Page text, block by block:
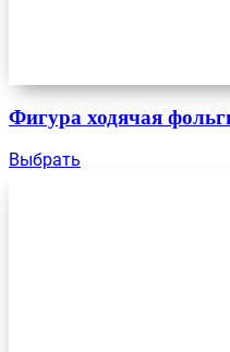
Фигура ходячая
Выбрать